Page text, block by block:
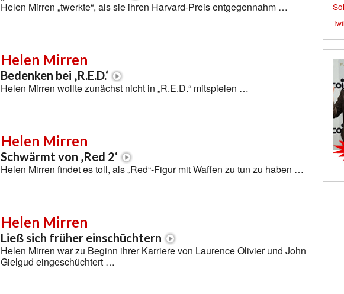
Helen Mirren „twerkte“, als sie ihren Harvard-Preis entgegennahm …
Helen Mirren
Bedenken bei ‚R.E.D.‘
Helen Mirren wollte zunächst nicht in „R.E.D.“ mitspielen …
Helen Mirren
Schwärmt von ‚Red 2‘
Helen Mirren findet es toll, als „Red“-Figur mit Waffen zu tun zu haben …
Helen Mirren
Ließ sich früher einschüchtern
Helen Mirren war zu Beginn ihrer Karriere von Laurence Olivier und John
Gielgud eingeschüchtert …